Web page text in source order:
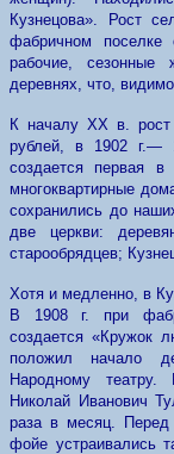
Кузнецова». Рост
фабричном поселке
рабочие, сезонные
деревнях, что,
К началу XX в. рост
рублей, в 1902 г.—
создается первая в
многоквартирные
сохранились до
две церкви:
старообрядцев;
Хотя и медленно, в
В 1908 г. при
создается «Кружок
положил начало
Народному
Николай Иванович
раза в месяц. Перед
фойе устраивались